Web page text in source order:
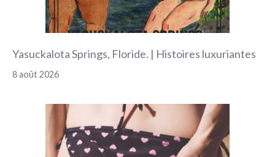
Yasuckalota Springs, Floride. | Histoires luxuriantes
8 août 2026